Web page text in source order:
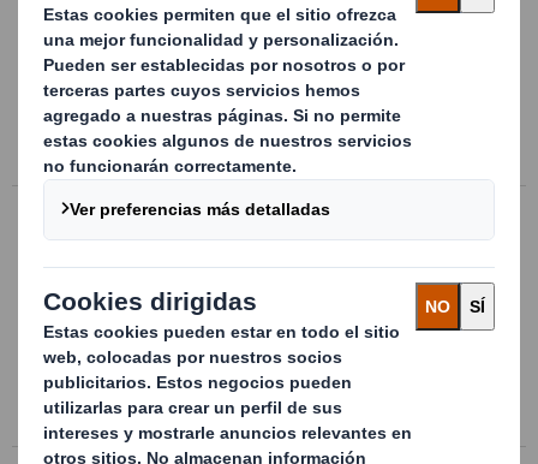
Contenedores de cartón grandes
dimensiones, en cualquier tamaño
y calidad que necesite. Pensados para el
transporte, almacenamiento y grupaje.
Ir a la ficha del producto
Embalajes multimateriales diseñados a
medida para los principales OEM. Perfecta
protección de las piezas y optimización de
la cadena logística.
Ir a la ficha del producto